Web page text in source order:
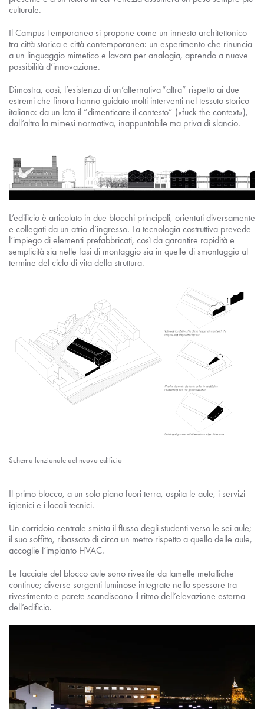
culturale.
Il Campus Temporaneo si propone come un innesto architettonico
tra città storica e città contemporanea: un esperimento che rinuncia
a un linguaggio mimetico e lavora per analogia, aprendo a nuove
possibilità d’innovazione.
Dimostra, così, l’esistenza di un’alternativa “altra” rispetto ai due
estremi che finora hanno guidato molti interventi nel tessuto storico
italiano: da un lato il “dimenticare il contesto” («fuck the context»),
dall’altro la mimesi normativa, inappuntabile ma priva di slancio.
L’edificio è articolato in due blocchi principali, orientati diversamente
e collegati da un atrio d’ingresso. La tecnologia costruttiva prevede
l’impiego di elementi prefabbricati, così da garantire rapidità e
semplicità sia nelle fasi di montaggio sia in quelle di smontaggio al
termine del ciclo di vita della struttura.
Schema funzionale del nuovo edificio
Il primo blocco, a un solo piano fuori terra, ospita le aule, i servizi
igienici e i locali tecnici.
Un corridoio centrale smista il flusso degli studenti verso le sei aule;
il suo soffitto, ribassato di circa un metro rispetto a quello delle aule,
accoglie l’impianto HVAC.
Le facciate del blocco aule sono rivestite da lamelle metalliche
continue; diverse sorgenti luminose integrate nello spessore tra
rivestimento e parete scandiscono il ritmo dell’elevazione esterna
dell’edificio.